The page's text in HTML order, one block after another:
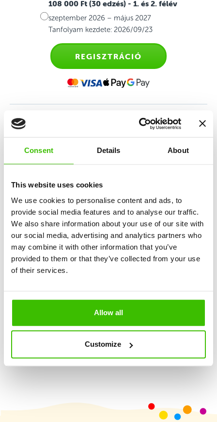
Consent Details About
This website uses cookies
We use cookies to personalise content and ads, to
provide social media features and to analyse our traffic.
We also share information about your use of our site with
our social media, advertising and analytics partners who
may combine it with other information that you’ve
provided to them or that they’ve collected from your use
of their services.
Allow all
Customize
108 000 Ft (30 edzés) - 1. és 2. félév
szeptember 2026 – május 2027
Tanfolyam kezdete: 2026/09/23
REGISZTRÁCIÓ
Sporttanfolyam 6-9 éves
gyerekeknek
csapatszellemet és együttműködést fejleszti
6 sport alapjainak oktatása
Nagy hangsúly a játékosságon és élményszerzésen
Játékterv motivációs matricákkal